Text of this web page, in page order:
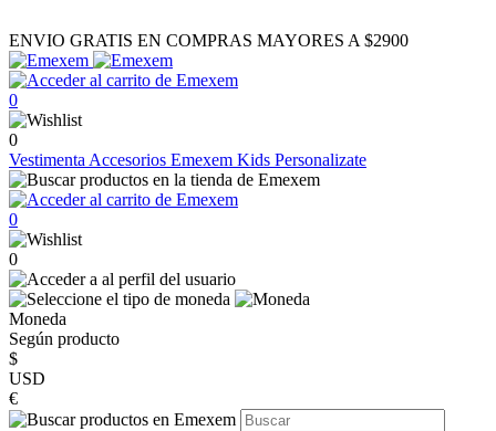
ENVIO GRATIS EN COMPRAS MAYORES A $2900
0
0
Vestimenta Accesorios Emexem Kids Personalizate
0
0
Moneda
Según producto
$
USD
€